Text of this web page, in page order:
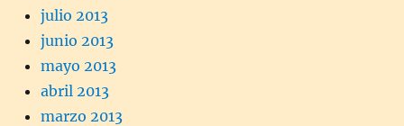
julio 2013
junio 2013
mayo 2013
abril 2013
marzo 2013